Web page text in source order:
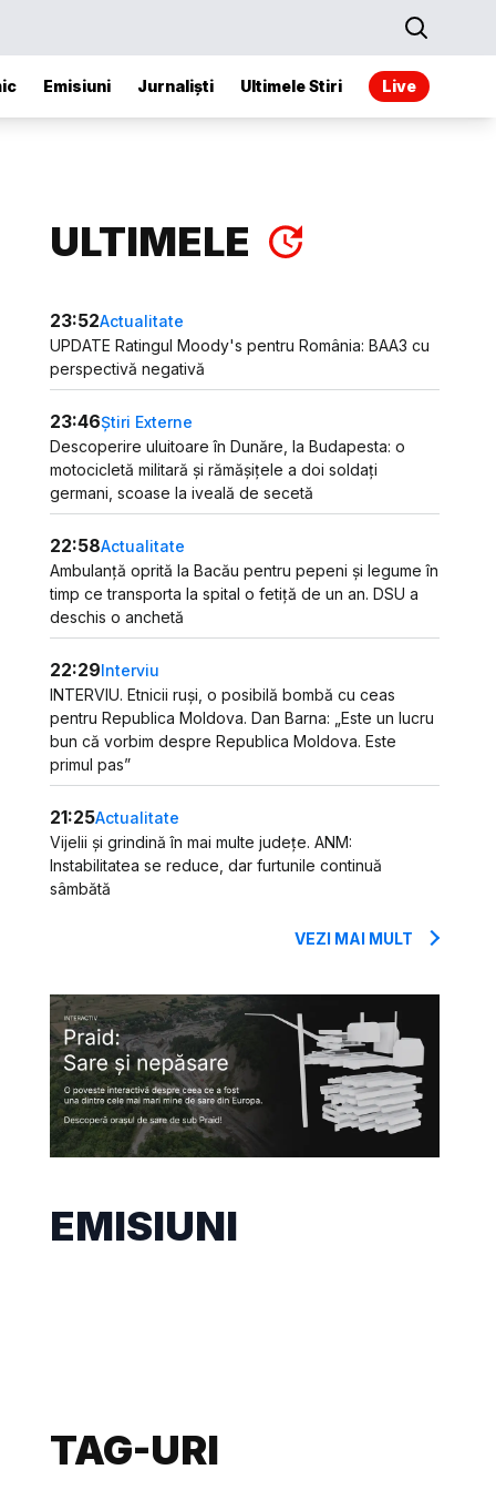
Emisiuni Jurnaliști Ultimele Stiri Live
ULTIMELE
23:52Actualitate
UPDATE Ratingul Moody's pentru România: BAA3 cu
perspectivă negativă
23:46Știri Externe
Descoperire uluitoare în Dunăre, la Budapesta: o
motocicletă militară și rămășițele a doi soldați
germani, scoase la iveală de secetă
22:58Actualitate
Ambulanță oprită la Bacău pentru pepeni și legume în
timp ce transporta la spital o fetiță de un an. DSU a
deschis o anchetă
22:29Interviu
INTERVIU. Etnicii ruși, o posibilă bombă cu ceas
pentru Republica Moldova. Dan Barna: „Este un lucru
bun că vorbim despre Republica Moldova. Este
primul pas”
21:25Actualitate
Vijelii și grindină în mai multe județe. ANM:
Instabilitatea se reduce, dar furtunile continuă
sâmbătă
VEZI MAI MULT
EMISIUNI
TAG-URI